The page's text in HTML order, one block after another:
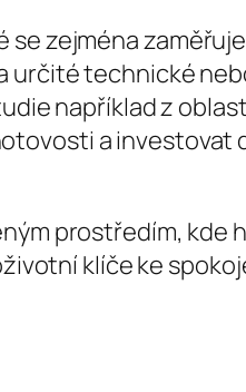
se zejména
určité technické
například z
a investovat
prostředím, kde
klíče ke